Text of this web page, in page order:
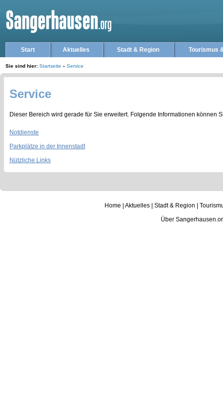
Start Aktuelles Stadt & Region Tourismus
Sie sind hier: Startseite » Service
Service
Dieser Bereich wird gerade für Sie erweitert. Folgende Informationen können
Notdienste
Parkplätze in der Innenstadt
Nützliche Links
Home Aktuelles| Stadt & Region
Über